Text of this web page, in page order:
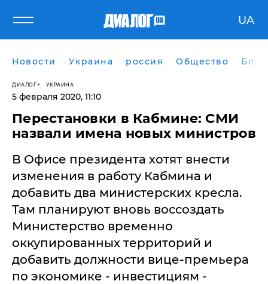
UA
Новости Украина россия Общество
ДИАЛОГ УКРАИНА
5 февраля 2020, 11:10
Перестановки в Кабмине: СМИ
назвали имена новых министров
В Офисе президента хотят внести
изменения в работу Кабмина и
добавить два министерских кресла.
Там планируют вновь воссоздать
Министерство временно
оккупированных территорий и
добавить должности вице-премьера
по экономике - инвестициям -